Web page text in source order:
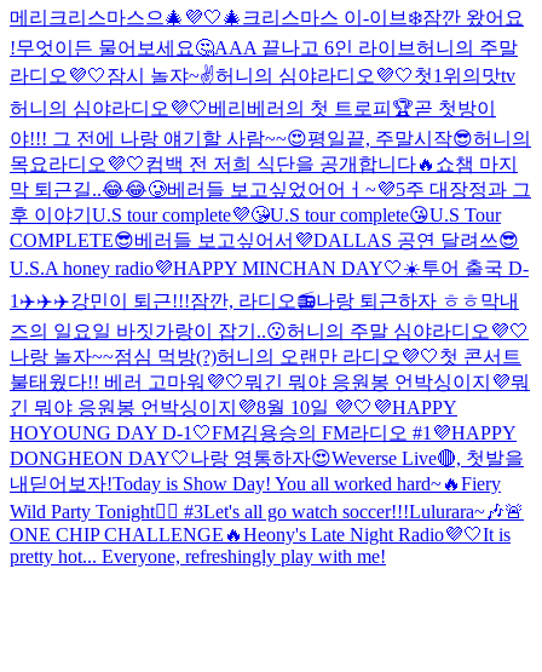
메리크리스마스으🎄💜🤍🎄크리스마스 이-이브❄️잠깐 왔어요
!무엇이든 물어보세요🤔AAA 끝나고 6인 라이브허니의 주말
라디오💜🤍잠시 놀쟈~✌️허니의 심야라디오💜🤍첫1위의맛tv
허니의 심야라디오💜🤍베리베러의 첫 트로피🏆곧 첫방이
야!!! 그 전에 나랑 얘기할 사람~~😍평일끝, 주말시작😎허니의
목요라디오💜🤍컴백 전 저희 식단을 공개합니다🔥 쇼챔 마지
막 퇴근길..😂😂🥲베러들 보고싶었어어ㅓ~💜5주 대장정과 그
후 이야기 U.S tour complete💜😘U.S tour complete😘U.S Tour
COMPLETE😎베러들 보고싶어서💜DALLAS 공연 달려쓰😎
U.S.A honey radio💜HAPPY MINCHAN DAY🤍☀️투어 출국 D-
1✈️✈️✈️강민이 퇴근!!!잠깐, 라디오📻나랑 퇴근하자 ㅎㅎ막내
즈의 일요일 바짓가랑이 잡기..😗허니의 주말 심야라디오💜🤍
나랑 놀자~~점심 먹방(?)허니의 오랜만 라디오💜🤍첫 콘서트
불태웠다!! 베러 고마워💜🤍뭐긴 뭐야 응원봉 언박싱이지💜뭐
긴 뭐야 응원봉 언박싱이지💜8월 10일 💜🤍 💜HAPPY
HOYOUNG DAY D-1🤍FM김용승의 FM라디오 #1 💜HAPPY
DONGHEON DAY🤍나랑 영통하자😍Weverse Live🔴, 첫발을
내딛어보자!Today is Show Day! You all worked hard~🔥Fiery
Wild Party Tonight😵‍💫 #3Let's all go watch soccer!!!Lulurara~🎶🚨
ONE CHIP CHALLENGE🔥Heony's Late Night Radio💜🤍It is
pretty hot... Everyone, refreshingly play with me!